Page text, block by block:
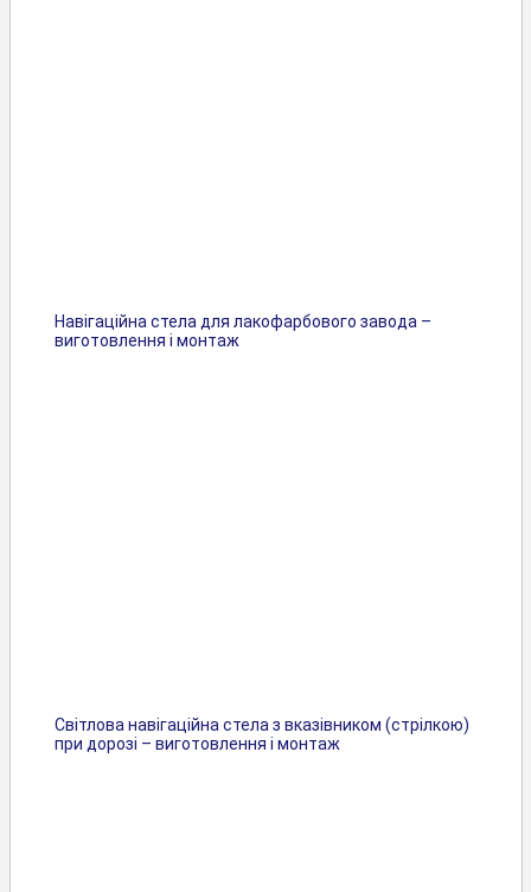
Навігаційна стела для лакофарбового завода –
виготовлення і монтаж
Світлова навігаційна стела з вказівником (стрілкою)
при дорозі – виготовлення і монтаж